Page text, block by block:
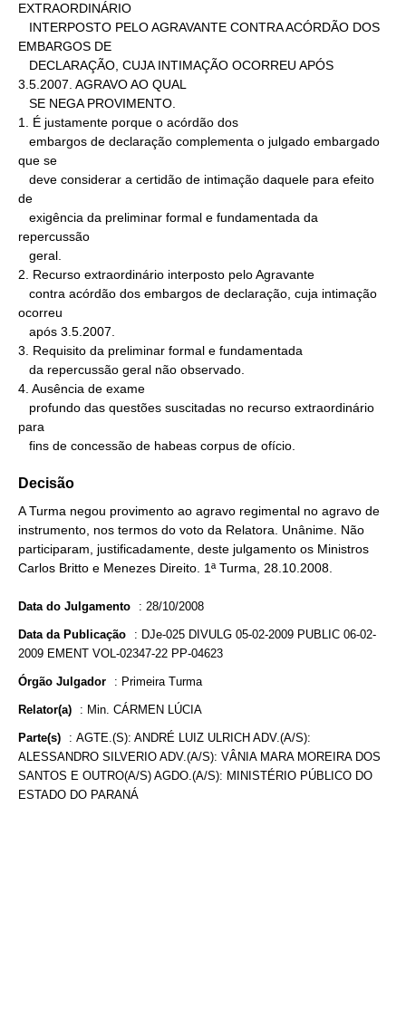
EXTRAORDINÁRIO
EMBARGOS DE
3.5.2007. AGRAVO AO QUAL
1. É justamente porque o acórdão dos
que se
de
repercussão
2. Recurso extraordinário interposto pelo Agravante
ocorreu
3. Requisito da preliminar formal e fundamentada
4. Ausência de exame
para
   fins de concessão de habeas corpus de ofício.
Decisão
A Turma negou provimento ao agravo regimental no agravo de
instrumento, nos termos do voto da Relatora. Unânime. Não
participaram, justificadamente, deste julgamento os Ministros
Carlos Britto e Menezes Direito. 1ª Turma, 28.10.2008.
Data do Julgamento : 28/10/2008
Data da Publicação : DJe-025 DIVULG 05-02-2009 PUBLIC 06-02-
2009 EMENT VOL-02347-22 PP-04623
Órgão Julgador : Primeira Turma
Relator(a) : Min. CÁRMEN LÚCIA
Parte(s) : AGTE.(S): ANDRÉ LUIZ ULRICH ADV.(A/S):
ALESSANDRO SILVERIO ADV.(A/S): VÂNIA MARA MOREIRA DOS
SANTOS E OUTRO(A/S) AGDO.(A/S): MINISTÉRIO PÚBLICO DO
ESTADO DO PARANÁ